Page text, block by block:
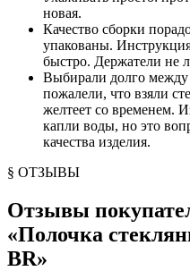
новая.
Качество сборки
упакованы.
быстро. Держатели не
Выбирали долго
пожалели, что взяли
желтеет со временем.
капли воды, но это
качества изделия.
§ ОТЗЫВЫ
Отзывы
«Полочка
BR»